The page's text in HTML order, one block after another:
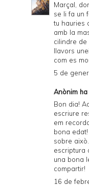
Marçal,
se li fa un
tu hauries
amb la
cilindre de
llavors
com es
5 de
Anònim ha
Bon dia!
escriure
em
bona
sobre
escriptura
una bona
compartir!
16 de